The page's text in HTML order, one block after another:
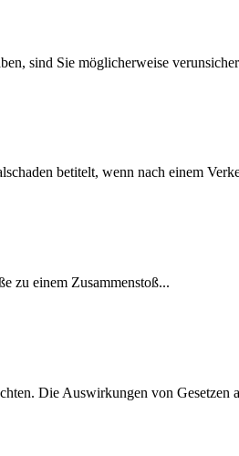
sind Sie möglicherweise
betitelt, wenn nach einem
zu einem Zusammenstoß...
Die Auswirkungen von Gesetzen